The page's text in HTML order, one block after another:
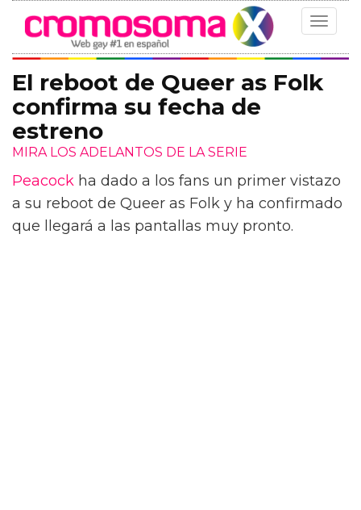
Toggle
El reboot de Queer as Folk
confirma su fecha de
estreno
MIRA LOS ADELANTOS DE LA SERIE
Peacock ha dado a los fans un primer vistazo
a su reboot de Queer as Folk y ha confirmado
que llegará a las pantallas muy pronto.